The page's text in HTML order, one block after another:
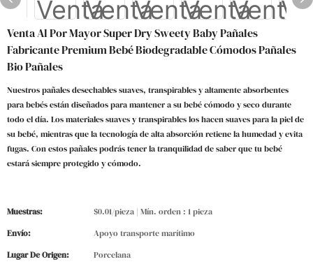
Venta Al Por Mayor Super Dry Sweety Baby Pañales
Fabricante Premium Bebé Biodegradable Cómodos Pañales
Bio Pañales
Nuestros pañales desechables suaves, transpirables y altamente absorbentes
para bebés están diseñados para mantener a su bebé cómodo y seco durante
todo el día. Los materiales suaves y transpirables los hacen suaves para la piel de
su bebé, mientras que la tecnología de alta absorción retiene la humedad y evita
fugas. Con estos pañales podrás tener la tranquilidad de saber que tu bebé
estará siempre protegido y cómodo.
Muestras:
$0.01/pieza | Mín. orden : 1 pieza
Envío:
Apoyo transporte marítimo
Lugar De Origen:
Porcelana